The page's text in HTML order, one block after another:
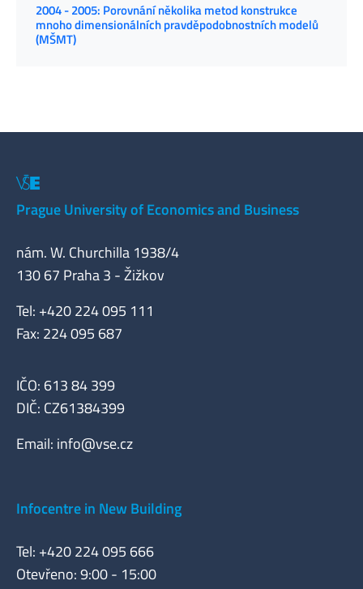
2004 - 2005: Porovnání několika metod konstrukce
mnoho dimensionálních pravděpodobnostních modelů
(MŠMT)
Prague University of Economics and Business
nám. W. Churchilla 1938/4
130 67 Praha 3 - Žižkov
Tel: +420 224 095 111
Fax: 224 095 687
IČO: 613 84 399
DIČ: CZ61384399
Email: info@vse.cz
Infocentre in New Building
Tel: +420 224 095 666
Otevřeno: 9:00 - 15:00